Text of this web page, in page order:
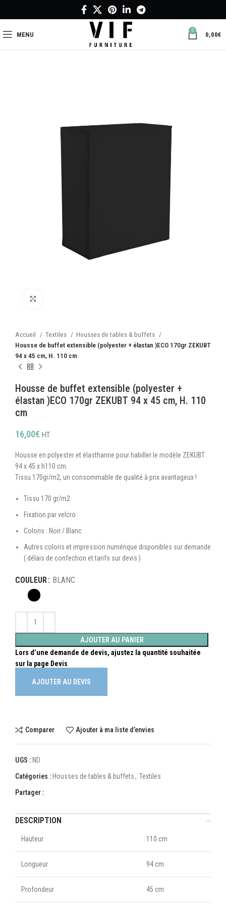
MENU
0
0,00€
Accueil Textiles
Housses de tables & buffets
Housse de buffet extensible (polyester + élastan )ECO 170gr ZEKUBT
94 x 45 cm, H. 110 cm
Housse de buffet extensible (polyester +
élastan )ECO 170gr ZEKUBT 94 x 45 cm, H. 110
cm
16,00€ HT
Housse en polyester et élasthanne pour habiller le modèle ZEKUBT
94 x 45 x h110 cm.
Tissu 170gr/m2, un consommable de qualité à prix avantageux !
Tissu 170 gr/m2
Fixation par velcro
Coloris : Noir / Blanc
Autres coloris et impression numérique disponibles sur demande
( délais de confection et tarifs sur devis )
COULEUR BLANC
AJOUTER AU PANIER
AJOUTER AU DEVIS
Comparer Ajouter à ma liste d’envies
UGS : ND
Catégories : Housses de tables & buffets, Textiles
Partager :
DESCRIPTION
Hauteur 110 cm
Longueur 94 cm
Profondeur 45 cm